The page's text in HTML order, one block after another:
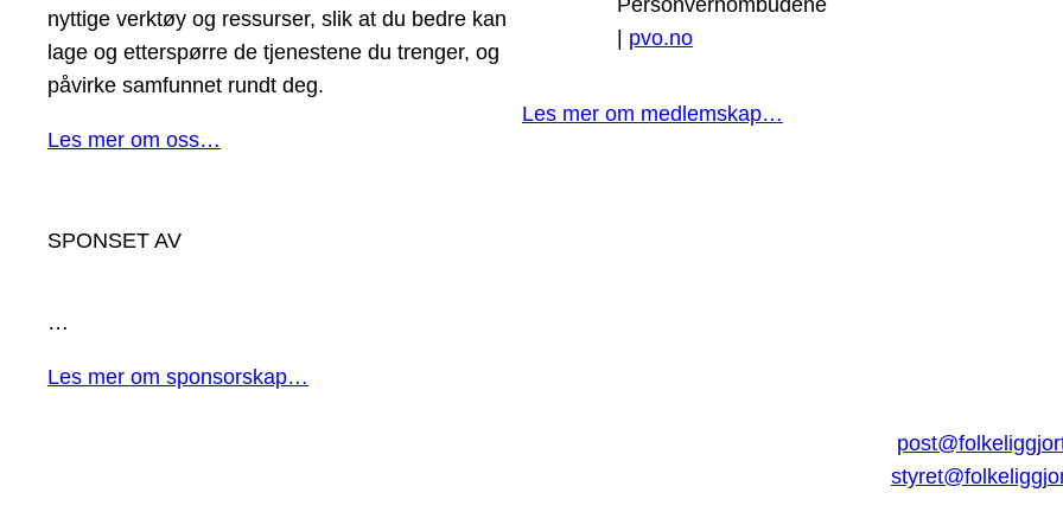
nyttige verktøy og ressurser, slik at du bedre kan
lage og etterspørre de tjenestene du trenger, og
påvirke samfunnet rundt deg.
Les mer om oss…
| pvo.no
Les mer om medlemskap…
SPONSET AV
…
Les mer om sponsorskap…